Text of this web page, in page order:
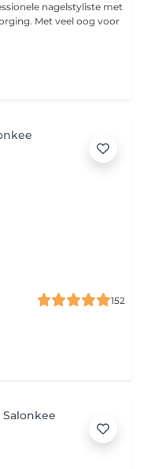
nagelstyliste met
Met veel oog voor
152